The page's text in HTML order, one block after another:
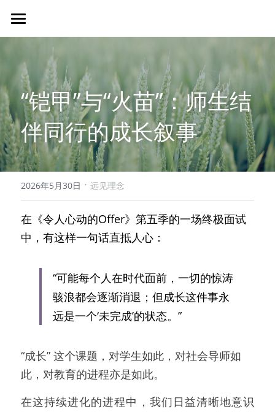
加入
申请远见导师服务
申请成为志愿者
捐赠
社区
社区简介
远见导师
远见学子
互动分享会
志愿者
关于
关于远见
合作伙伴
公示信息
文章
联系
登录远图
“铠甲”与“火苗”：师生结
伴同行的成长叙事
2026年5月30日 · 远见理念
在《令人心动的Offer》第五季的一场终极面试
中，有这样一句话直抵人心：
“可能每个人在时代面前，一切的惊涛
骇浪都会逐渐消退；但成长这件事永
远是一个‘未完成’的状态。”
“成长” 这个课题，对学生如此，对社会导师如
此，对教育的进程亦是如此。
在这持续进化的进程中，我们日益清晰地意识
所有商品分类